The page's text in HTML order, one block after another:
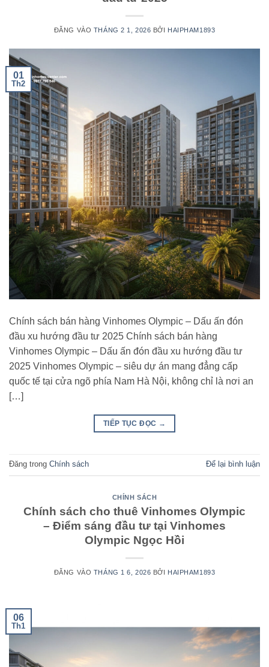
ĐĂNG VÀO THÁNG 2 1, 2026 BỞI HAIPHAM1893
01
Th2
Chính sách bán hàng Vinhomes Olympic – Dấu ấn đón
đầu xu hướng đầu tư 2025 Chính sách bán hàng
Vinhomes Olympic – Dấu ấn đón đầu xu hướng đầu tư
2025 Vinhomes Olympic – siêu dự án mang đẳng cấp
quốc tế tại cửa ngõ phía Nam Hà Nội, không chỉ là nơi an
[…]
TIẾP TỤC ĐỌC →
Đăng trong Chính sách Để lại bình luận
CHÍNH SÁCH
Chính sách cho thuê Vinhomes Olympic
– Điểm sáng đầu tư tại Vinhomes
Olympic Ngọc Hồi
ĐĂNG VÀO THÁNG 1 6, 2026 BỞI HAIPHAM1893
06
Th1